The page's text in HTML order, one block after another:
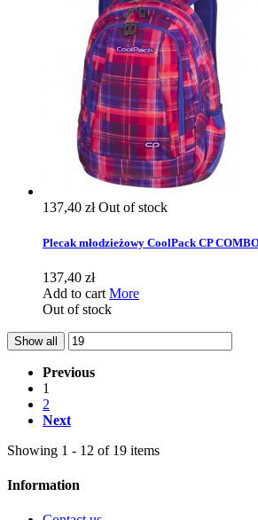
137,40 złOut of stock
Plecak młodzieżowy CoolPack CP
137,40 zł
Add to cart More
Out of stock
Show all
Previous
1
2
Next
Showing 1 - 12 of 19 items
Information